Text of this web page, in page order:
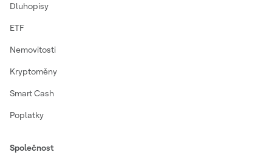
Dluhopisy
ETF
Nemovitosti
Kryptoměny
Smart Cash
Poplatky
Společnost